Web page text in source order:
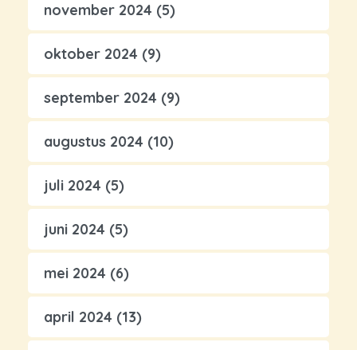
november 2024 (5)
oktober 2024 (9)
september 2024 (9)
augustus 2024 (10)
juli 2024 (5)
juni 2024 (5)
mei 2024 (6)
april 2024 (13)